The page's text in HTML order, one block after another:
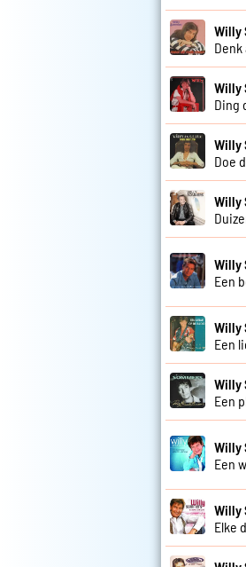
Willy
Denk
Willy
Ding
Willy
Doe
Willy
Willy
Een
Willy
Een
Willy
Een
Willy
Een
Willy
Elke